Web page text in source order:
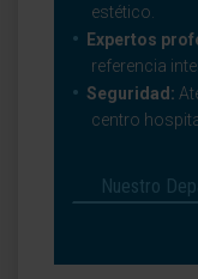
estético.
Expertos
referencia
Seguridad:
centro
Nuestro